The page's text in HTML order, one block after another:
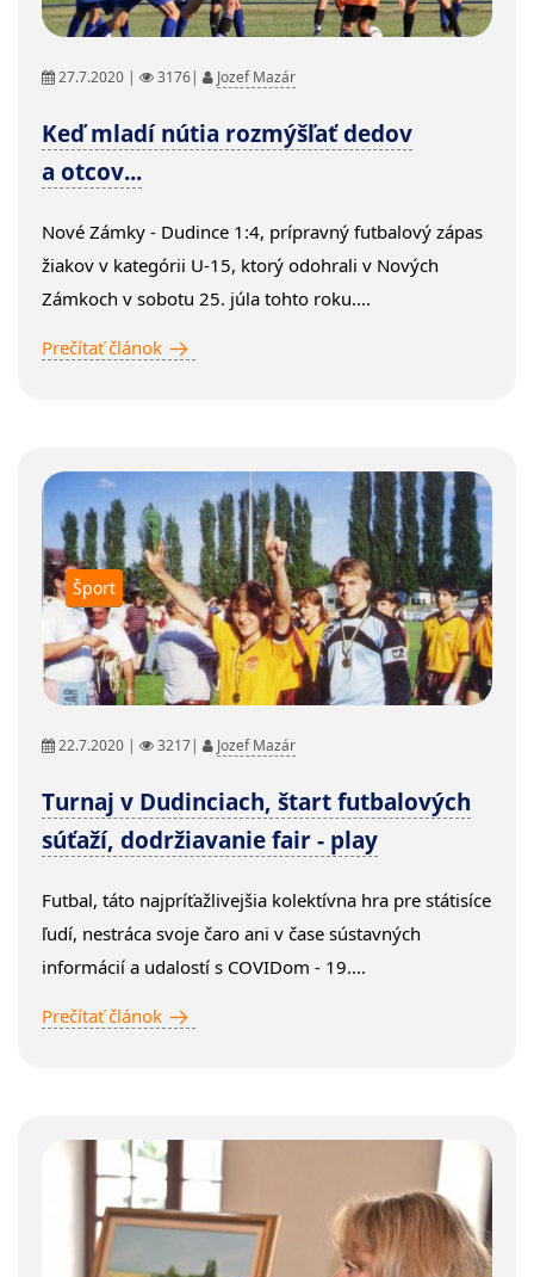
27.7.2020 | 3176| Jozef Mazár
Keď mladí nútia rozmýšľať dedov
a otcov...
Nové Zámky - Dudince 1:4, prípravný futbalový zápas
žiakov v kategórii U-15, ktorý odohrali v Nových
Zámkoch v sobotu 25. júla tohto roku....
Prečítať článok
Šport
22.7.2020 | 3217| Jozef Mazár
Turnaj v Dudinciach, štart futbalových
súťaží, dodržiavanie fair - play
Futbal, táto najpríťažlivejšia kolektívna hra pre státisíce
ľudí, nestráca svoje čaro ani v čase sústavných
informácií a udalostí s COVIDom - 19....
Prečítať článok